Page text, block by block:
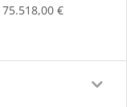
75.518,00 €